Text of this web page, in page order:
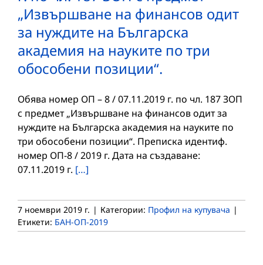
„Извършване на финансов одит
за нуждите на Българска
академия на науките по три
обособени позиции“.
Обява номер ОП – 8 / 07.11.2019 г. по чл. 187 ЗОП
с предмет „Извършване на финансов одит за
нуждите на Българска академия на науките по
три обособени позиции“. Преписка идентиф.
номер ОП-8 / 2019 г. Дата на създаване:
07.11.2019 г. […]
7 ноември 2019 г. | Категории: Профил на купувача |
Етикети: БАН-ОП-2019